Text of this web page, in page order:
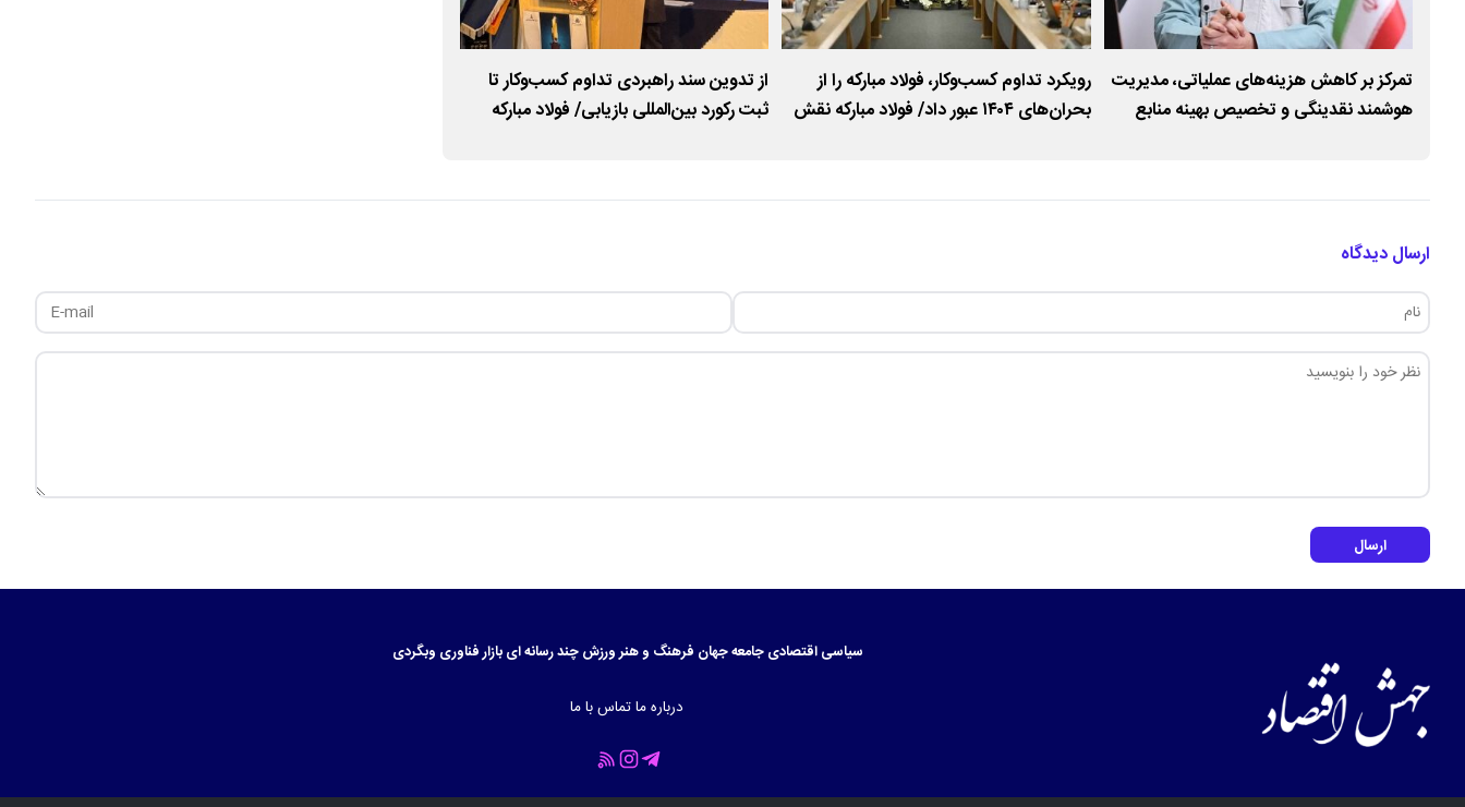
تمرکز بر کاهش هزینه‌های عملیاتی، مدیریت
هوشمند نقدینگی و تخصیص بهینه منابع
رویکرد تداوم کسب‌وکار، فولاد مبارکه را از
بحران‌های ۱۴۰۴ عبور داد/ فولاد مبارکه نقش
از تدوین سند راهبردی تداوم کسب‌وکار تا
ثبت رکورد بین‌المللی بازیابی/ فولاد مبارکه
ارسال دیدگاه
ارسال
سیاسیاقتصادیجامعهجهان فرهنگ و هنرورزشچند رسانه ایبازارفناوری وبگردی
درباره ماتماس با ما